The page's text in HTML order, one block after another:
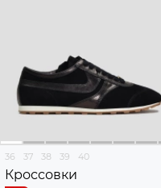
36 37 38 39 40
Кроссовки